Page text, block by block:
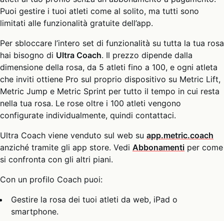
Puoi gestire i tuoi atleti come al solito, ma tutti sono
limitati alle funzionalità gratuite dell’app.
Per sbloccare l’intero set di funzionalità su tutta la tua rosa
hai bisogno di Ultra Coach. Il prezzo dipende dalla
dimensione della rosa, da 5 atleti fino a 100, e ogni atleta
che inviti ottiene Pro sul proprio dispositivo su Metric Lift,
Metric Jump e Metric Sprint per tutto il tempo in cui resta
nella tua rosa. Le rose oltre i 100 atleti vengono
configurate individualmente, quindi contattaci.
Ultra Coach viene venduto sul web su app.metric.coach
anziché tramite gli app store. Vedi Abbonamenti per come
si confronta con gli altri piani.
Con un profilo Coach puoi:
Gestire la rosa dei tuoi atleti da web, iPad o
smartphone.